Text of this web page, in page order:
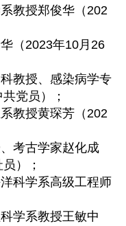
教授郑俊华（202
（2023年10月26
教授、感染病学专
党员）；
教授黄琛芳（202
考古学家赵化成
）；
科学系高级工程师
学系教授王敏中